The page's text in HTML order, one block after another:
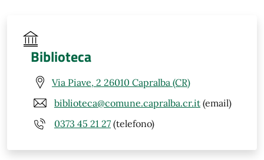
Biblioteca
Via Piave, 2 26010 Capralba (CR)
biblioteca@comune.capralba.cr.it (email)
0373 45 21 27 (telefono)